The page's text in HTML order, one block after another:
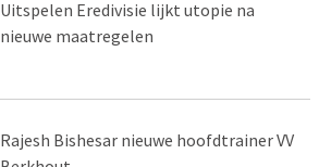
Uitspelen Eredivisie lijkt utopie na
nieuwe maatregelen
Rajesh Bishesar nieuwe hoofdtrainer VV